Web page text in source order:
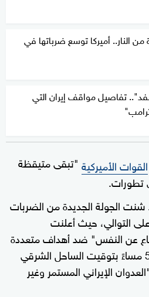
من النار.. أميركا توسع ضرباتها في
تفاصيل مواقف إيران التي
القوات الأميركية "تبقى متيقظة
تطورات.
شنت الجولة الجديدة من الضربات
على التوالي، حيث أعلنت
عن النفس" ضد أهداف متعددة
داخل إيران عند الساعة 5:15 مساءً بتوقيت الساحل الشرقي
الإيراني المستمر وغير